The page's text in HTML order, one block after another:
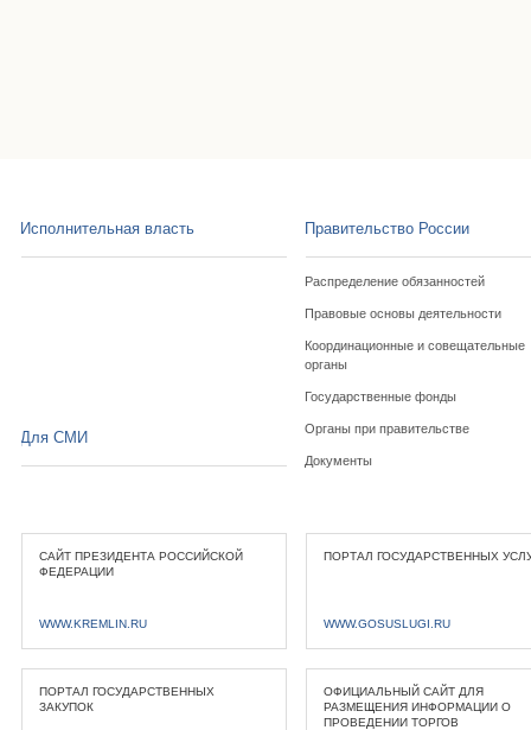
Исполнительная власть Правительство России
Распределение обязанностей
Правовые основы деятельности
Координационные и совещательные
органы
Государственные фонды
Органы при правительстве
Документы
Для СМИ
САЙТ ПРЕЗИДЕНТА РОССИЙСКОЙ
ФЕДЕРАЦИИ
WWW.KREMLIN.RU
ПОРТАЛ ГОСУДАРСТВЕННЫХ
WWW.GOSUSLUGI.RU
ПОРТАЛ ГОСУДАРСТВЕННЫХ
ЗАКУПОК
ОФИЦИАЛЬНЫЙ САЙТ ДЛЯ
РАЗМЕЩЕНИЯ ИНФОРМАЦИИ О
ПРОВЕДЕНИИ ТОРГОВ